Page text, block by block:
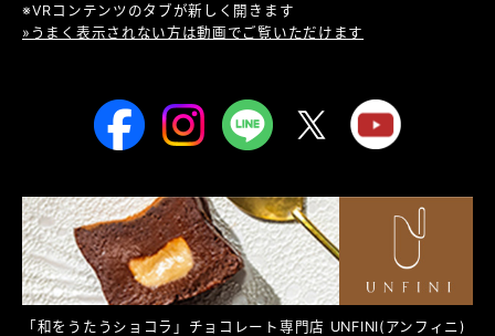
※VRコンテンツのタブが新しく開きます
»うまく表示されない方は動画でご覧いただけます
「和をうたうショコラ」チョコレート専門店 UNFINI(アンフィニ)